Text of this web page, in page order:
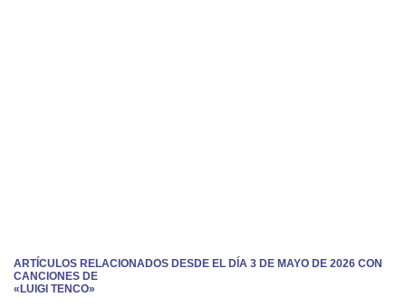
ARTÍCULOS RELACIONADOS DESDE EL DÍA 3 DE MAYO DE 2026 CON
CANCIONES DE
«LUIGI TENCO»